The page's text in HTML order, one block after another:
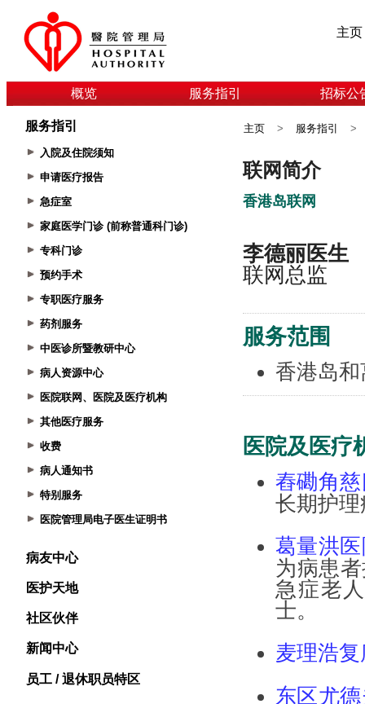
主页
概览 服务指引 招标公
服务指引
入院及住院须知
申请医疗报告
急症室
家庭医学门诊 (前称普通科门诊)
专科门诊
预约手术
专职医疗服务
药剂服务
中医诊所暨教研中心
病人资源中心
医院联网、医院及医疗机构
其他医疗服务
收费
病人通知书
特别服务
医院管理局电子医生证明书
病友中心
医护天地
社区伙伴
新闻中心
员工 / 退休职员特区
主页 > 服务指引 >